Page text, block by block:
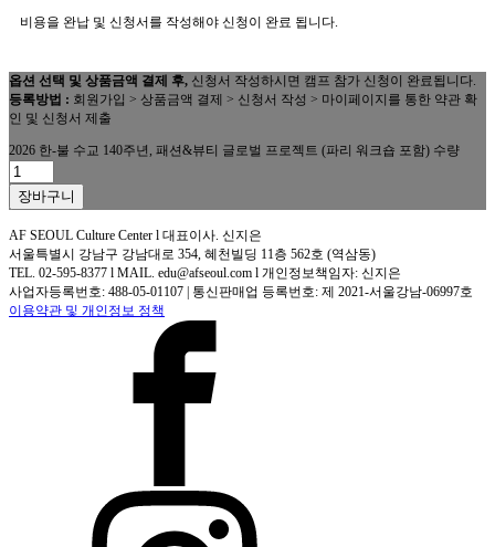
비용을 완납 및 신청서를 작성해야 신청이 완료 됩니다.
옵션 선택 및 상품금액 결제 후, 신청서 작성하시면 캠프 참가 신청이 완료됩니다.
등록방법 : 회원가입 > 상품금액 결제 > 신청서 작성 > 마이페이지를 통한 약관 확
인 및 신청서 제출
2026 한-불 수교 140주년, 패션&뷰티 글로벌 프로젝트 (파리 워크숍 포함) 수량
장바구니
AF SEOUL Culture Center l 대표이사. 신지은
서울특별시 강남구 강남대로 354, 혜천빌딩 11층 562호 (역삼동)
TEL. 02-595-8377 l MAIL. edu@afseoul.com l 개인정보책임자: 신지은
사업자등록번호: 488-05-01107 | 통신판매업 등록번호: 제 2021-서울강남-06997호
이용약관 및 개인정보 정책